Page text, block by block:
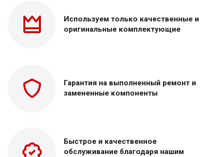
Используем только качественные и
оригинальные комплектующие
Гарантия на выполненный ремонт и
замененные компоненты
Быстрое и качественное
обслуживание благодаря нашим